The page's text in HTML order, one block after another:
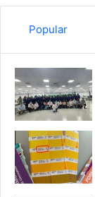
Popular